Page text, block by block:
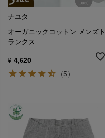
ナユタ
オーガニックコットン メンズト
ランクス
¥ 4,620
（5）